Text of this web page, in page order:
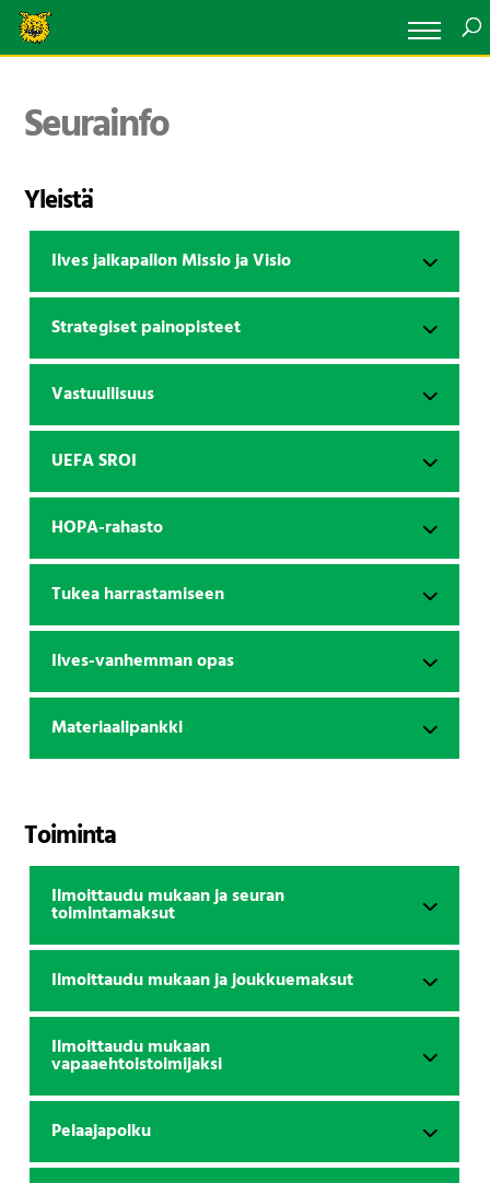
Seurainfo
Yleistä
Ilves jalkapallon Missio ja Visio
Strategiset painopisteet
Vastuullisuus
UEFA SROI
HOPA-rahasto
Tukea harrastamiseen
Ilves-vanhemman opas
Materiaalipankki
Toiminta
Ilmoittaudu mukaan ja seuran
toimintamaksut
Ilmoittaudu mukaan ja joukkuemaksut
Ilmoittaudu mukaan
vapaaehtoistoimijaksi
Pelaajapolku